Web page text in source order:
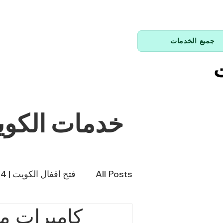
جميع الخدمات
خدمات
All Posts فتح اقفال الكويت | 66214144
فني تكييف | 98943366كاميرات